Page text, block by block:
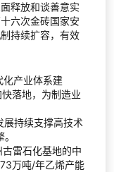
释放和谈善意实
六次金砖国家安
持续扩容，有效
化产业体系建
落地，为制造业
展持续支撑高技术
雷石化基地的中
万吨/年乙烯产能